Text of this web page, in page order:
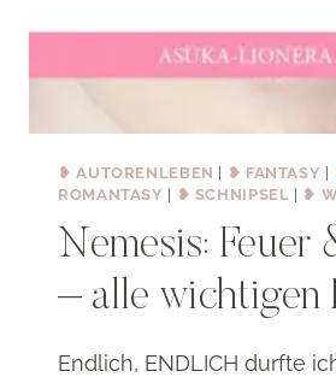
❥ AUTORENLEBEN ❥ FANTASY
ROMANTASY
❥ SCHNIPSEL ❥
Nemesis: Feuer
– alle wichtigen
Endlich, ENDLICH durfte